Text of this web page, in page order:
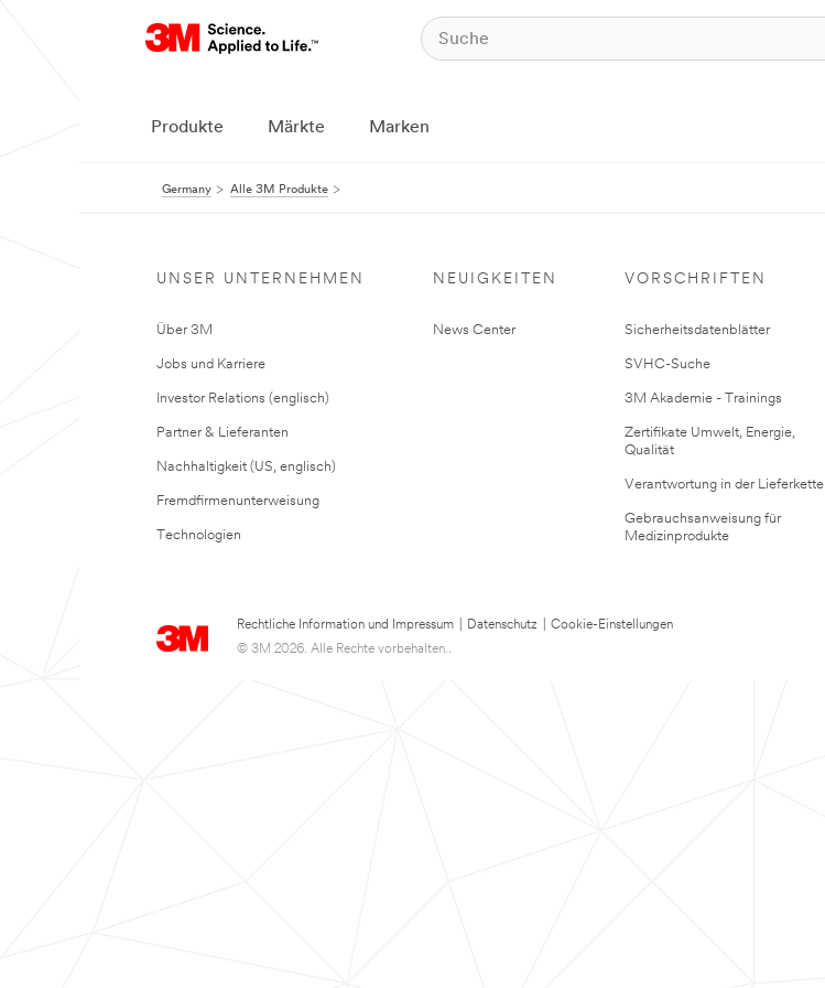
Produkte Märkte Marken
Germany Alle 3M Produkte
UNSER UNTERNEHMEN
Über 3M
Jobs und Karriere
Investor Relations (englisch)
Partner & Lieferanten
Nachhaltigkeit (US, englisch)
Fremdfirmenunterweisung
Technologien
NEUIGKEITEN
News Center
VORSCHRIFTEN
Sicherheitsdatenblätter
SVHC-Suche
3M Akademie - Trainings
Zertifikate Umwelt, Energie,
Qualität
Verantwortung in der Lieferkette
Gebrauchsanweisung für
Medizinprodukte
Rechtliche Information und Impressum Datenschutz
Cookie-Einstellungen
© 3M 2026. Alle Rechte vorbehalten..